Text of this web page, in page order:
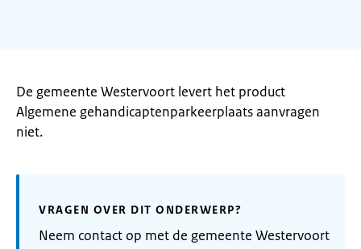
De gemeente Westervoort levert het product
Algemene gehandicaptenparkeerplaats aanvragen
niet.
VRAGEN OVER DIT ONDERWERP?
Neem contact op met de gemeente Westervoort